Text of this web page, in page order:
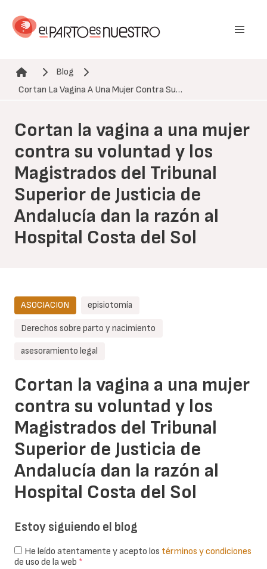
contenido
Ruta de navegación
Blog
Cortan La Vagina A Una Mujer Contra Su…
Cortan la vagina a una mujer
contra su voluntad y los
Magistrados del Tribunal
Superior de Justicia de
Andalucía dan la razón al
Hospital Costa del Sol
Cortan la vagina a una mujer
contra su voluntad y los
Magistrados del Tribunal
Superior de Justicia de
Andalucía dan la razón al
Hospital Costa del Sol
ASOCIACION episiotomía
Derechos sobre parto y nacimiento
asesoramiento legal
Estoy siguiendo el blog
He leído atentamente y acepto los términos y condiciones
de uso de la web *